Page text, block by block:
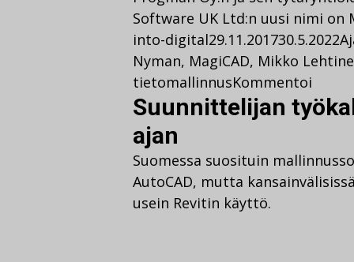
Software UK Ltd:n uusi nimi on
into-digital29.11.201730.5.2022
Nyman, MagiCAD, Mikko
tietomallinnusKommentoi
Suunnittelijan
ajan
Suomessa suosituin
AutoCAD, mutta
usein Revitin käyttö.